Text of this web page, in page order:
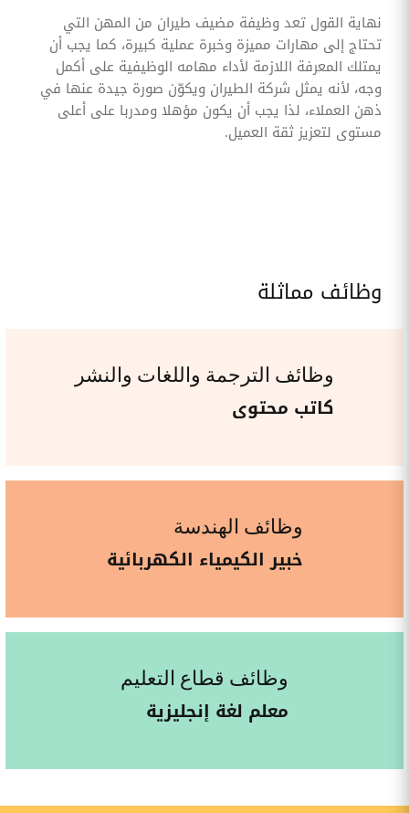
نهاية القول تعد وظيفة مضيف طيران من المهن التي
تحتاج إلى مهارات مميزة وخبرة عملية كبيرة، كما يجب أن
يمتلك المعرفة اللازمة لأداء مهامه الوظيفية على أكمل
وجه، لأنه يمثل شركة الطيران ويكوّن صورة جيدة عنها في
ذهن العملاء، لذا يجب أن يكون مؤهلا ومدربا على أعلى
مستوى لتعزيز ثقة العميل.
وظائف مماثلة
وظائف الترجمة واللغات والنشر
كاتب محتوى
وظائف الهندسة
خبير الكيمياء الكهربائية
وظائف قطاع التعليم
معلم لغة إنجليزية